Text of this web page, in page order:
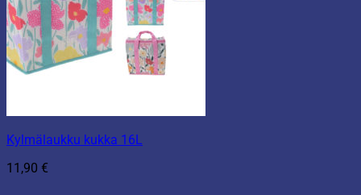
Kylmälaukku kukka 16L
11,90 €